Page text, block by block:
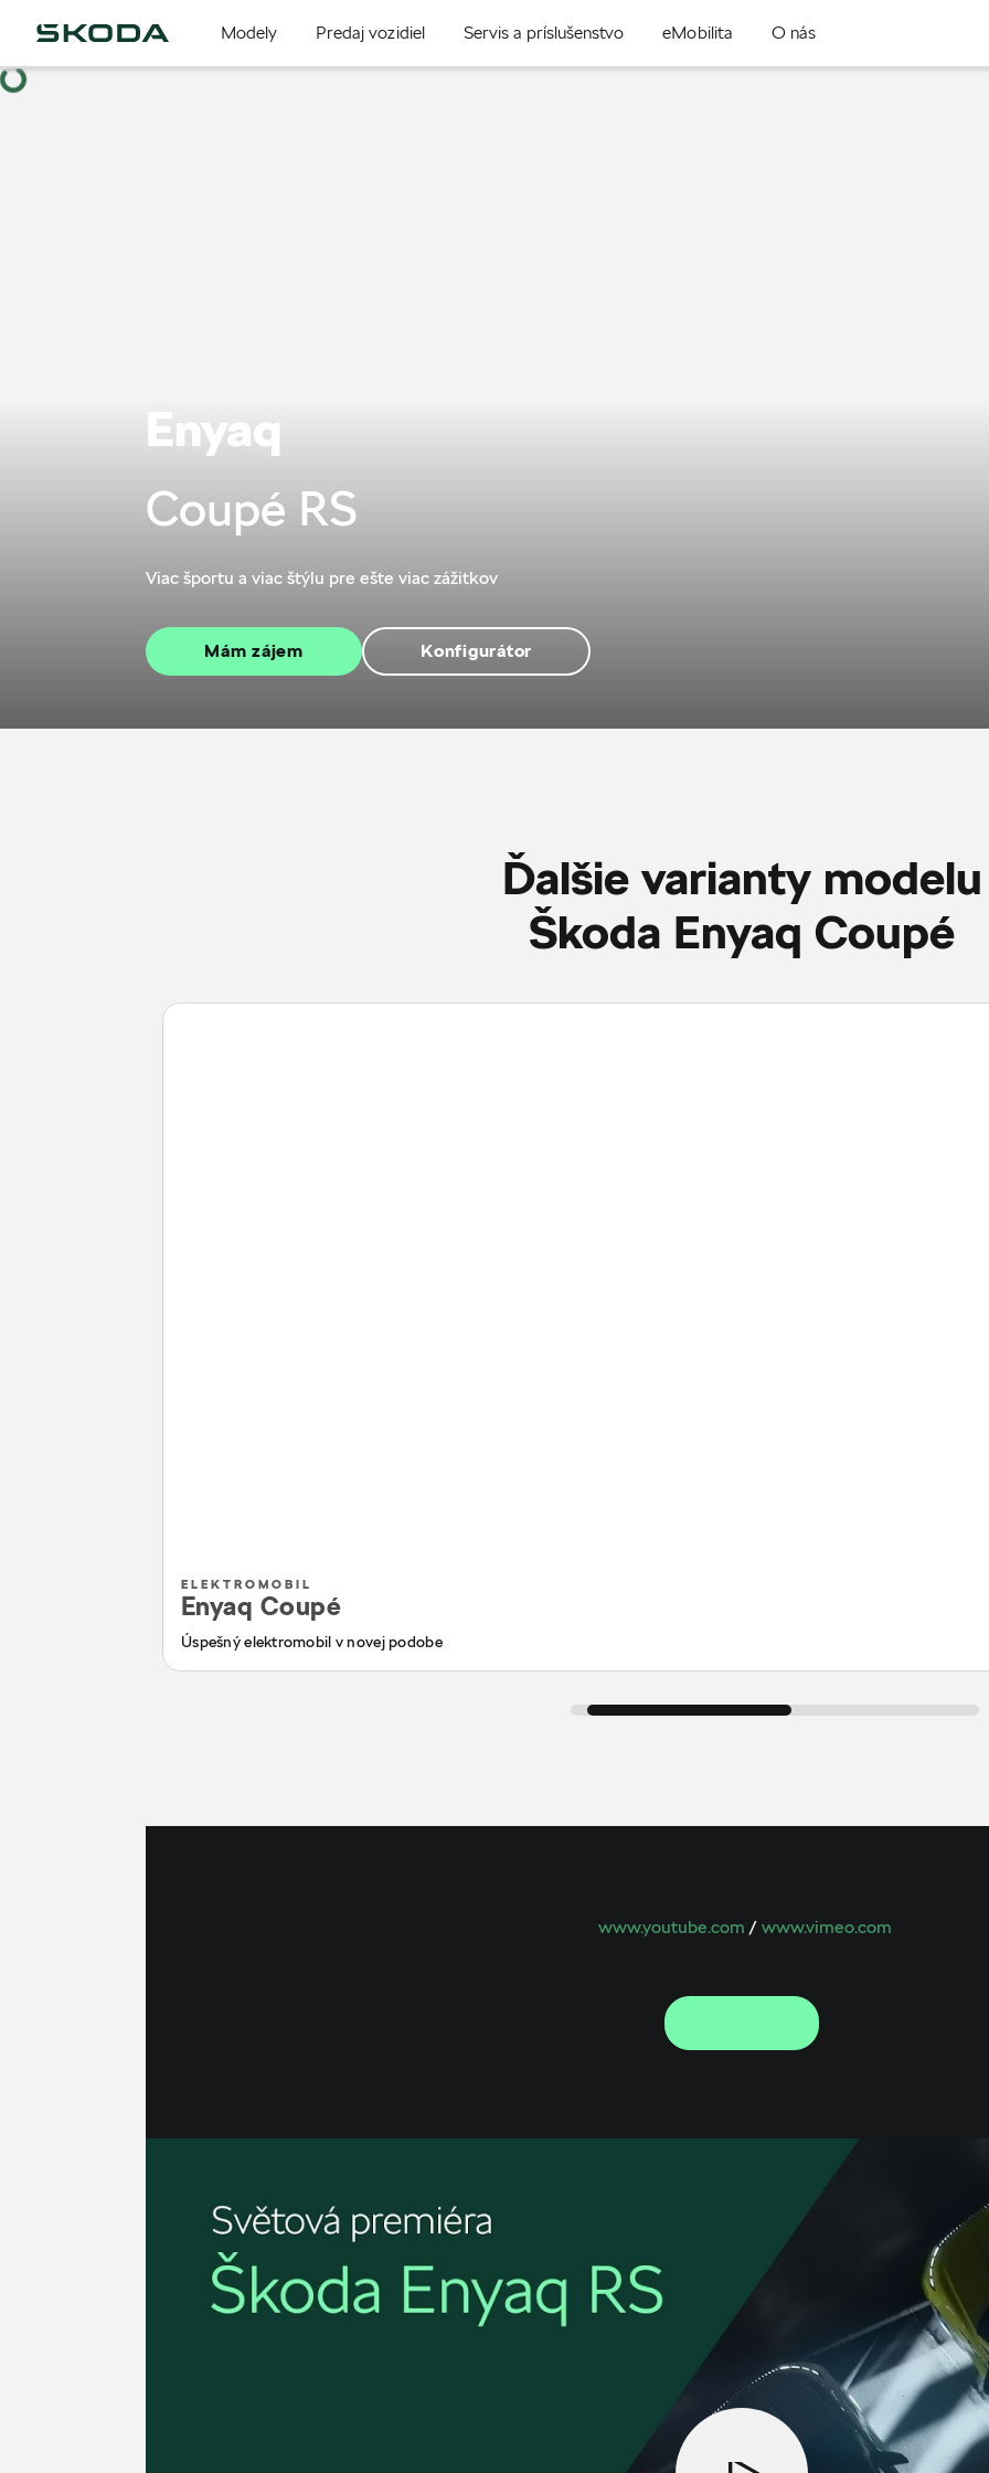
Modely Predaj vozidiel Servis a príslušenstvo eMobilita O nás
Enyaq
Coupé RS
Viac športu a viac štýlu pre ešte viac zážitkov
Mám zájem Konfigurátor
Ďalšie varianty modelu
Škoda Enyaq Coupé
ELEKTROMOBIL
Enyaq Coupé
Úspešný elektromobil v novej podobe
www.youtube.com / www.vimeo.com